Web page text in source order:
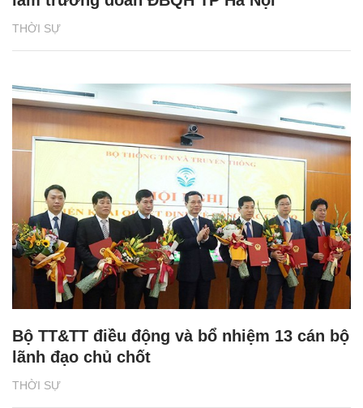
THỜI SỰ
THỜI SỰ
Bộ TT&TT điều động và bổ nhiệm 13 cán bộ
lãnh đạo chủ chốt